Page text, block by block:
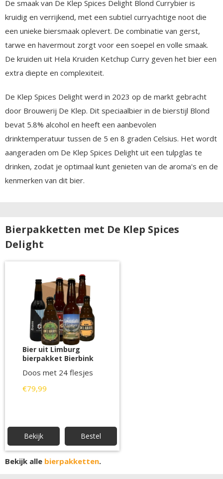
De smaak van De Klep Spices Delight Blond Currybier is
kruidig en verrijkend, met een subtiel curryachtige noot die
een unieke biersmaak oplevert. De combinatie van gerst,
tarwe en havermout zorgt voor een soepel en volle smaak.
De kruiden uit Hela Kruiden Ketchup Curry geven het bier een
extra diepte en complexiteit.
De Klep Spices Delight werd in 2023 op de markt gebracht
door Brouwerij De Klep. Dit speciaalbier in de bierstijl Blond
bevat 5.8% alcohol en heeft een aanbevolen
drinktemperatuur tussen de 5 en 8 graden Celsius. Het wordt
aangeraden om De Klep Spices Delight uit een tulpglas te
drinken, zodat je optimaal kunt genieten van de aroma's en de
kenmerken van dit bier.
Bierpakketten met De Klep Spices
Delight
Bier uit Limburg
bierpakket Bierbink
Doos met 24 flesjes
€79,99
Bekijk Bestel
Bekijk alle bierpakketten.